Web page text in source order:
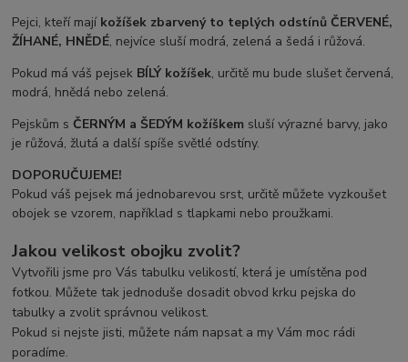
Pejci, kteří mají kožíšek zbarvený to teplých odstínů ČERVENÉ,
ŽÍHANÉ, HNĚDÉ, nejvíce sluší modrá, zelená a šedá i růžová.
Pokud má váš pejsek BÍLÝ kožíšek, určitě mu bude slušet červená,
modrá, hnědá nebo zelená.
Pejskům s ČERNÝM a ŠEDÝM kožíškem sluší výrazné barvy, jako
je růžová, žlutá a další spíše světlé odstíny.
DOPORUČUJEME!
Pokud váš pejsek má jednobarevou srst, určitě můžete vyzkoušet
obojek se vzorem, například s tlapkami nebo proužkami.
Jakou velikost obojku zvolit?
Vytvořili jsme pro Vás tabulku velikostí, která je umístěna pod
fotkou. Můžete tak jednoduše dosadit obvod krku pejska do
tabulky a zvolit správnou velikost.
Pokud si nejste jisti, můžete nám napsat a my Vám moc rádi
poradíme.